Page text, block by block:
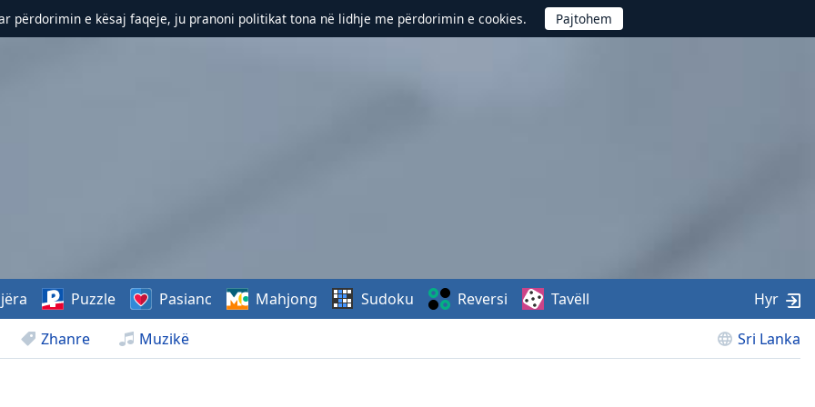
përdorimin e kësaj faqeje, ju pranoni politikat tona në lidhje me përdorimin e cookies.
Zhanre Muzikë Sri Lanka
Puzzle Pasianc Mahjong Sudoku Reversi Tavëll Hyr